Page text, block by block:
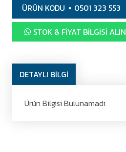
ÜRÜN KODU 0501 323 553
STOK & FIYAT BILGISI ALIN
DETAYLI BİLGİ
Ürün Bilgisi Bulunamadı